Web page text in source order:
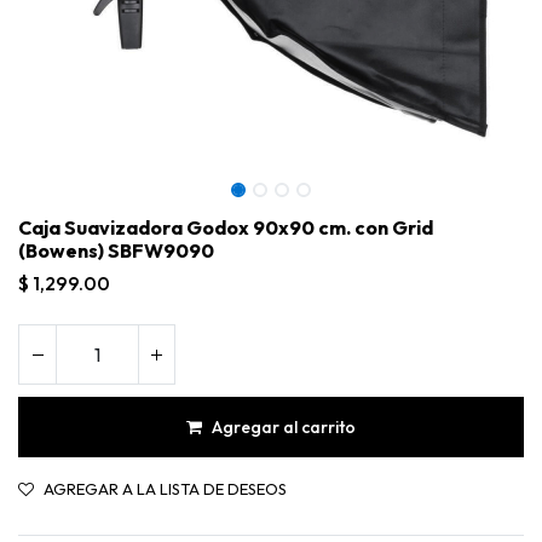
Caja Suavizadora Godox 90x90 cm. con Grid
(Bowens) SBFW9090
$ 1,299.00
Agregar al carrito
AGREGAR A LA LISTA DE DESEOS